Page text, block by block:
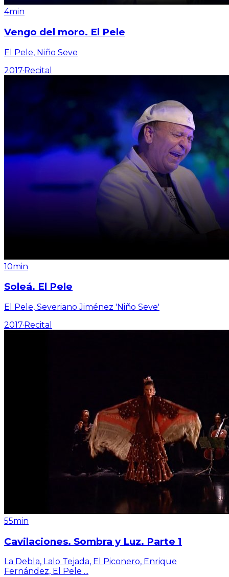
4min
Vengo del moro. El Pele
El Pele, Niño Seve
2017·Recital
10min
Soleá. El Pele
El Pele, Severiano Jiménez 'Niño Seve'
2017·Recital
55min
Cavilaciones. Sombra y Luz. Parte 1
La Debla, Lalo Tejada, El Piconero, Enrique
Fernández, El Pele ...